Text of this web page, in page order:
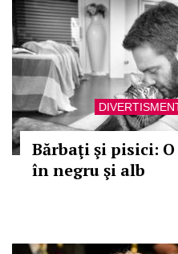
Bărbaţi şi pisici:
în negru şi alb